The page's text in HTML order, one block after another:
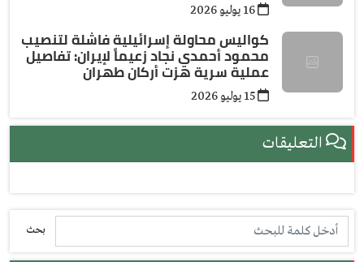
كواليس محاولة إسرائيلية فاشلة لتنصيب
محمود أحمدي نجاد زعيماً لإيران: تفاصيل
عملية سرية هزت أركان طهران
التعليقات
بحث